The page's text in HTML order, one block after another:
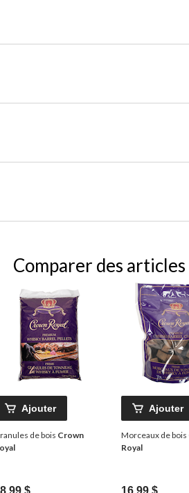
Comparer des
Ajouter
de bois Crown
$
Ajouter
Morceaux de bois
Royal
16,99 $